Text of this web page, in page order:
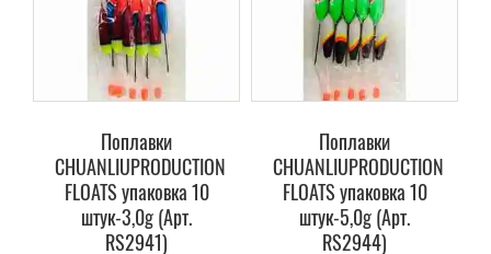
Поплавки
CHUANLIUPRODUCTION
FLOATS упаковка 10
штук-3,0g (Арт.
RS2941)
Поплавки
CHUANLIUPRODUCTION
FLOATS упаковка 10
штук-5,0g (Арт.
RS2944)